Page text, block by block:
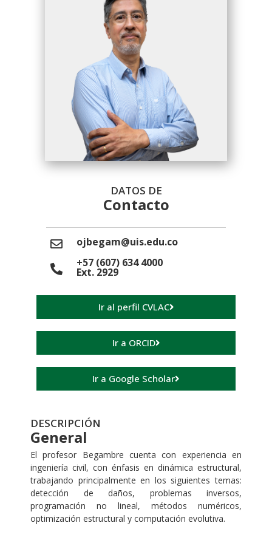
DATOS DE
Contacto
ojbegam@uis.edu.co
+57 (607) 634 4000
Ext. 2929
Ir al perfil CVLAC
Ir a ORCID
Ir a Google Scholar
DESCRIPCIÓN
General
El profesor Begambre cuenta con experiencia en
ingeniería civil, con énfasis en dinámica estructural,
trabajando principalmente en los siguientes temas:
detección de daños, problemas inversos,
programación no lineal, métodos numéricos,
optimización estructural y computación evolutiva.